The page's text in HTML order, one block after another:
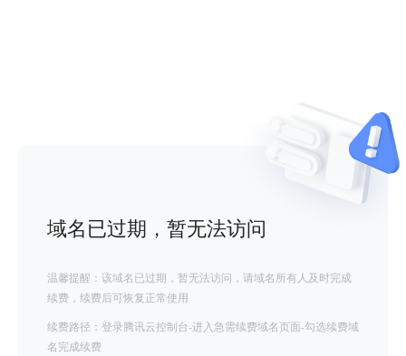
域名已过期，暂无法访问
温馨提醒：该域名已过期，暂无法访问，请域名所有人及时完成
续费，续费后可恢复正常使用
续费路径：登录腾讯云控制台-进入急需续费域名页面-勾选续费域
名完成续费